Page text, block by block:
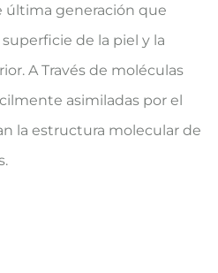
última generación que
de la piel y la
A Través de moléculas
asimiladas por el
la estructura molecular de